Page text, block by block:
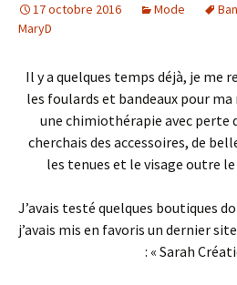
17 octobre 2016 Mode
MaryD
Il y a quelques temps déjà, je me
les foulards et bandeaux pour
une chimiothérapie avec perte
cherchais des accessoires, de
les tenues et le visage outre
J’avais testé quelques boutiques
j’avais mis en favoris un dernier
: « Sarah